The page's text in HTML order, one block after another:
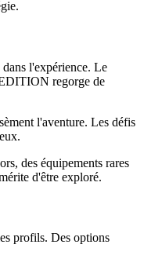
l'expérience. Le
regorge de
l'aventure. Les défis
des équipements rares
d'être exploré.
profils. Des options